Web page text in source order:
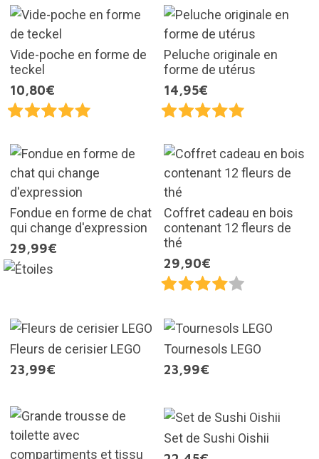
Vide-poche en forme de
teckel
10,80€
Peluche originale en
forme de utérus
14,95€
Fondue en forme de chat
qui change d'expression
29,99€
Coffret cadeau en bois
contenant 12 fleurs de
thé
29,90€
Fleurs de cerisier LEGO
23,99€
Tournesols LEGO
23,99€
Set de Sushi Oishii